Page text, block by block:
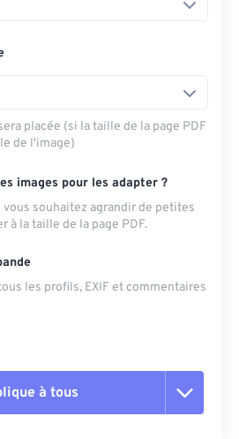
placée (si la taille de la page PDF
de l'image)
images pour les adapter ?
souhaitez agrandir de petites
à la taille de la page PDF.
les profils, EXIF ​​et commentaires
à tous